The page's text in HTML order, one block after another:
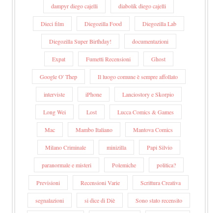
dampyr diego cajelli diabolik diego cajelli
Dieci film Diegozilla Food Diegozilla Lab
Diegozilla Super Birthday! documentazioni
Expat Fumetti Recensioni Ghost
Google O' Thep Il luogo comune è sempre affollato
interviste iPhone Lanciostory e Skorpio
Long Wei Lost Lucca Comics & Games
Mac Mambo Italiano Mantova Comics
Milano Criminale minizilla Papi Silvio
paranormale e misteri Polemiche politica?
Previsioni Recensioni Varie Scrittura Creativa
segnalazioni si dice di Diè Sono stato recensito